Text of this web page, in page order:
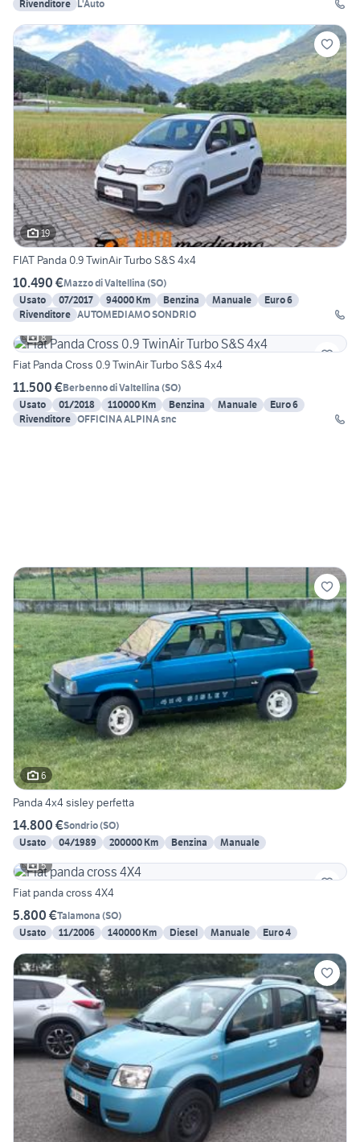
Rivenditore L'Auto
19
FIAT Panda 0.9 TwinAir Turbo S&S 4x4
10.490 €Mazzo di Valtellina (SO)
Usato
07/2017 94000 Km Benzina Manuale
Euro 6
Rivenditore AUTOMEDIAMO SONDRIO
8
Fiat Panda Cross 0.9 TwinAir Turbo S&S 4x4
11.500 €Berbenno di Valtellina (SO)
Usato
01/2018 110000 Km Benzina Manuale
Euro 6
Rivenditore OFFICINA ALPINA snc
6
Panda 4x4 sisley perfetta
14.800 €Sondrio(SO)
Usato
04/1989 200000 Km Benzina
Manuale
5
Fiat panda cross 4X4
5.800 €Talamona (SO)
Usato
11/2006 140000 Km Diesel Manuale Euro 4